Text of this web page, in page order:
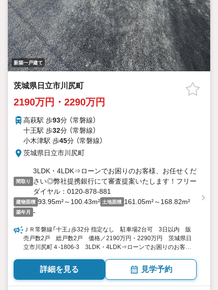
新築一戸建て
茨城県日立市川尻町
2190万円・2290万円
高萩駅 歩93分 （常磐線）
十王駅 歩32分 （常磐線）
小木津駅 歩45分 （常磐線）
茨城県日立市川尻町
間取り
3LDK・4LDK⇒ローンでお困りのお客様、お任せくだ
さい◎弊社提携銀行にて審査提案いたします！フリー
ダイヤル：0120-878-881
建物面積 93.95m²～100.43m² 土地面積 161.05m²～168.82m²
築年月 -
ＪＲ常磐線「十王」歩32分 指定なし 駐車場2台可 3日以内 販
売戸数2戸 総戸数2戸 価格／2190万円・2290万円 茨城県日
立市川尻町４-1806-3 3LDK・4LDK⇒ローンでお困りのお客
リーダイヤル：0120-878-881 93.95平米・100.43平米 向き／
▼未選択 by SUUMO
詳細を見る 見学予約